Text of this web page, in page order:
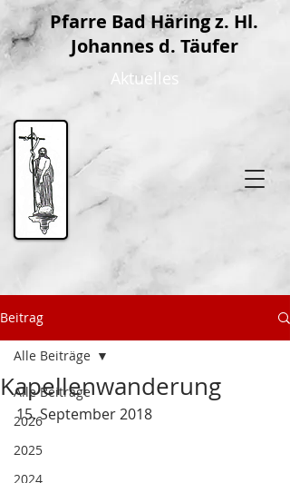
Pfarre Bad Häring z. Hl.
Johannes d. Täufer
Aktuelles
Beitrag
Alle Beiträge
2026
2025
2024
Alle Beiträge
Kapellenwanderung
15. September 2018